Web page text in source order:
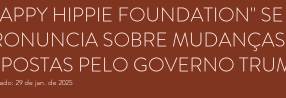
HIPPIE FOUNDATION" SE
SOBRE MUDANÇAS
PELO GOVERNO
29 de jan. de 2025